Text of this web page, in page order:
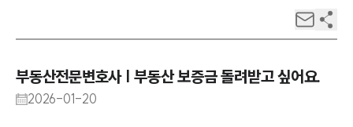
부동산전문변호사 | 부동산 보증금 돌려받고 싶어요.
2026-01-20